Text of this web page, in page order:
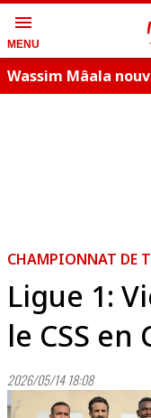
menu
MENU
Wassim Mâala
CHAMPIONNAT DE
Ligue 1:
le CSS en
2026/05/14 18:08